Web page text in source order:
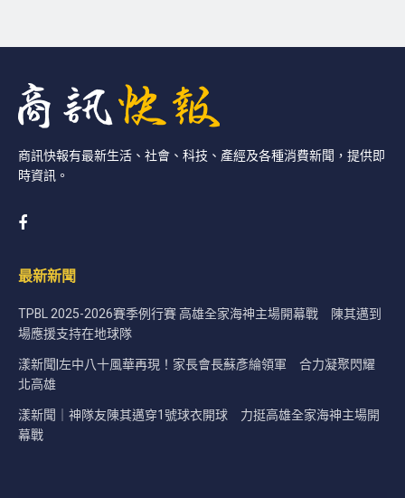
商訊快報有最新生活、社會、科技、產經及各種消費新聞，提供即
時資訊。
最新新聞
TPBL 2025-2026賽季例行賽 高雄全家海神主場開幕戰 陳其邁到
場應援支持在地球隊
漾新聞|左中八十風華再現！家長會長蘇彥綸領軍 合力凝聚閃耀
北高雄
漾新聞｜神隊友陳其邁穿1號球衣開球 力挺高雄全家海神主場開
幕戰